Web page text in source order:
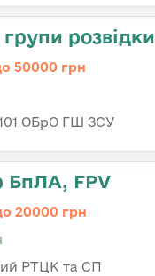
розвідки
50000 грн
ОБрО ГШ ЗСУ
БпЛА, FPV
20000 грн
РТЦК та СП